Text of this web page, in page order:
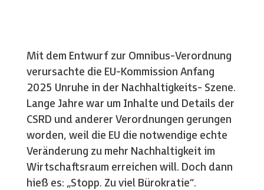
Mit dem Entwurf zur Omnibus-Verordnung
verursachte die EU-Kommission Anfang
2025 Unruhe in der Nachhaltigkeits- Szene.
Lange Jahre war um Inhalte und Details der
CSRD und anderer Verordnungen gerungen
worden, weil die EU die notwendige echte
Veränderung zu mehr Nachhaltigkeit im
Wirtschaftsraum erreichen will. Doch dann
hieß es: „Stopp. Zu viel Bürokratie“.